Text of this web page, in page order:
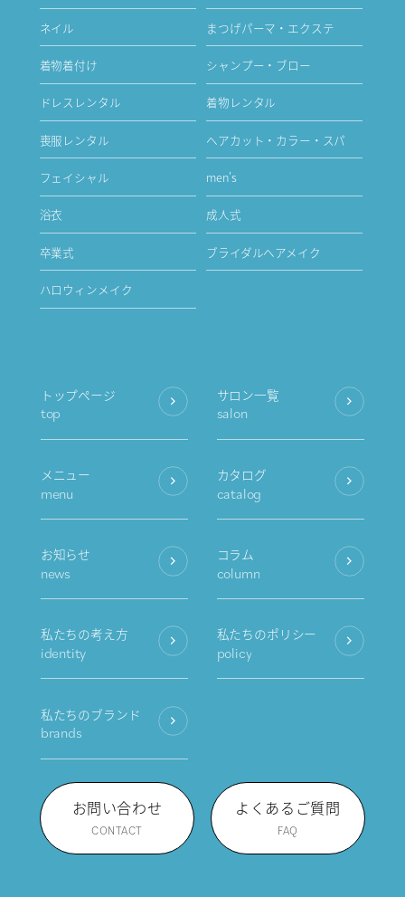
ネイル まつげパーマ・エクステ
着物着付け シャンプー・ブロー
ドレスレンタル 着物レンタル
喪服レンタル ヘアカット・カラー・スパ
フェイシャル men's
浴衣 成人式
卒業式 ブライダルヘアメイク
ハロウィンメイク
トップページ
top
サロン一覧
salon
メニュー
menu
カタログ
catalog
お知らせ
news
コラム
column
私たちの考え方
identity
私たちのポリシー
policy
私たちのブランド
brands
お問い合わせ
CONTACT
よくあるご質問
FAQ